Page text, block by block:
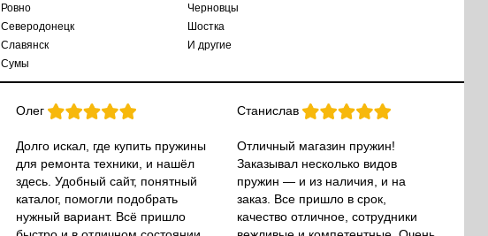
Ровно
Северодонецк
Славянск
Сумы
Черновцы
Шостка
И другие
Олег
Долго искал, где купить пружины
для ремонта техники, и нашёл
здесь. Удобный сайт, понятный
каталог, помогли подобрать
нужный вариант. Всё пришло
Станислав
Отличный магазин пружин!
Заказывал несколько видов
пружин — и из наличия, и на
заказ. Все пришло в срок,
качество отличное, сотрудники